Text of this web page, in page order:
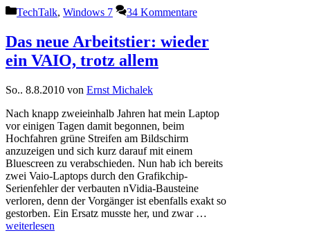
Kategorien
TechTalk, Windows 7 34 Kommentare
Das neue Arbeitstier: wieder
ein VAIO, trotz allem
So.. 8.8.2010 von Ernst Michalek
Nach knapp zweieinhalb Jahren hat mein Laptop
vor einigen Tagen damit begonnen, beim
Hochfahren grüne Streifen am Bildschirm
anzuzeigen und sich kurz darauf mit einem
Bluescreen zu verabschieden. Nun hab ich bereits
zwei Vaio-Laptops durch den Grafikchip-
Serienfehler der verbauten nVidia-Bausteine
verloren, denn der Vorgänger ist ebenfalls exakt so
gestorben. Ein Ersatz musste her, und zwar …
weiterlesen